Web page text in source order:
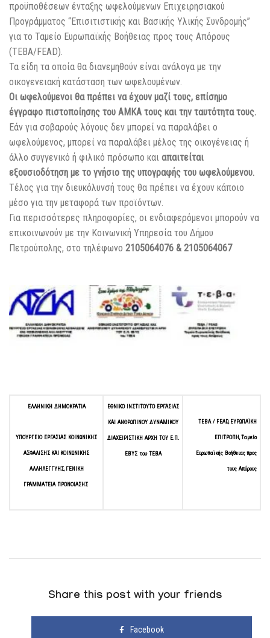
προϋποθέσεων ένταξης ωφελούμενων Επιχειρησιακού
Προγράμματος “Επισιτιστικής και Βασικής Υλικής Συνδρομής”
για το Ταμείο Ευρωπαϊκής Βοήθειας προς τους Απόρους
(ΤΕΒΑ/FEAD).
Τα είδη τα οποία θα διανεμηθούν είναι ανάλογα με την
οικογενειακή κατάσταση των ωφελουμένων.
Οι ωφελούμενοι θα πρέπει να έχουν μαζί τους, επίσημο
έγγραφο πιστοποίησης του ΑΜΚΑ τους και την ταυτότητα τους.
Εάν για σοβαρούς λόγους δεν μπορεί να παραλάβει ο
ωφελούμενος, μπορεί να παραλάβει μέλος της οικογένειας ή
άλλο συγγενικό ή φιλικό πρόσωπο και απαιτείται
εξουσιοδότηση με το γνήσιο της υπογραφής του ωφελούμενου.
Τέλος για την διευκόλυνσή τους θα πρέπει να έχουν κάποιο
μέσο για την μεταφορά των προϊόντων.
Για περισσότερες πληροφορίες, οι ενδιαφερόμενοι μπορούν να
επικοινωνούν με την Κοινωνική Υπηρεσία του Δήμου
Πετρούπολης, στο τηλέφωνο 2105064076 & 2105064067
ΕΛΛΗΝΙΚΗ ΔΗΜΟΚΡΑΤΙΑ
ΥΠΟΥΡΓΕΙΟ ΕΡΓΑΣΙΑΣ ΚΟΙΝΩΝΙΚΗΣ
ΑΣΦΑΛΙΣΗΣ ΚΑΙ ΚΟΙΝΩΝΙΚΗΣ
ΑΛΛΗΛΕΓΓΥΗΣ, ΓΕΝΙΚΗ
ΓΡΑΜΜΑΤΕΙΑ ΠΡΟΝΟΙΑΣΗΣ
ΕΘΝΙΚΟ ΙΝΣΤΙΤΟΥΤΟ ΕΡΓΑΣΙΑΣ
ΚΑΙ ΑΝΘΡΩΠΙΝΟΥ ΔΥΝΑΜΙΚΟΥ
ΔΙΑΧΕΙΡΙΣΤΙΚΗ ΑΡΧΗ ΤΟΥ Ε.Π.
ΕΒΥΣ του ΤΕΒΑ
ΤΕΒΑ / FEAD, ΕΥΡΩΠΑΪΚΗ
ΕΠΙΤΡΟΠΗ,Ταμείο
Ευρωπαϊκής Βοήθειαςπρος
τους Απόρους
Share this post with your friends
Facebook